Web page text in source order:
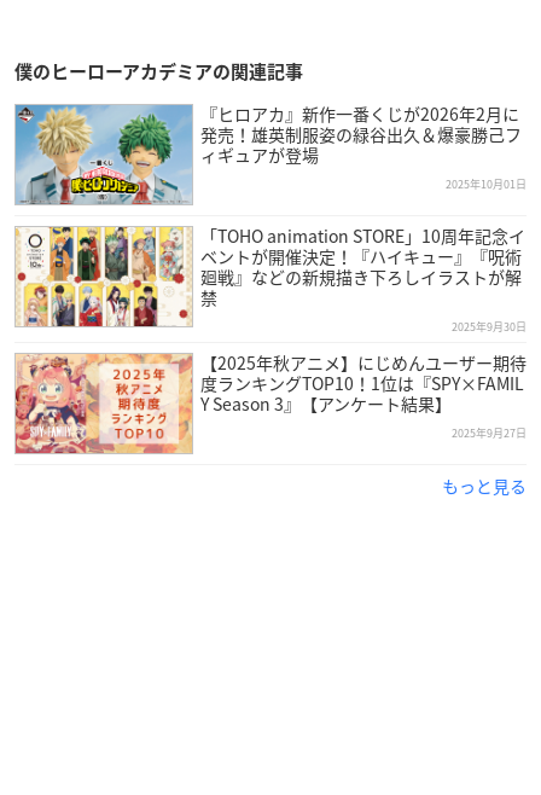
僕のヒーローアカデミアの関連記事
『ヒロアカ』新作一番くじが2026年2月に
発売！雄英制服姿の緑谷出久＆爆豪勝己フ
ィギュアが登場
2025年10月01日
「TOHO animation STORE」10周年記念イ
ベントが開催決定！『ハイキュー』『呪術
廻戦』などの新規描き下ろしイラストが解
禁
2025年9月30日
【2025年秋アニメ】にじめんユーザー期待
度ランキングTOP10！1位は『SPY×FAMIL
Y Season 3』【アンケート結果】
2025年9月27日
もっと見る